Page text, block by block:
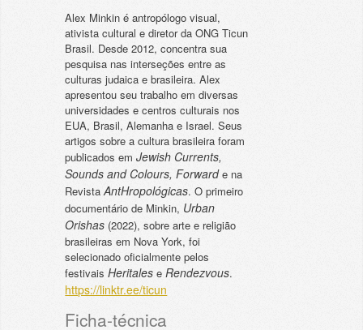
Alex Minkin é antropólogo visual,
ativista cultural e diretor da ONG Ticun
Brasil. Desde 2012, concentra sua
pesquisa nas interseções entre as
culturas judaica e brasileira. Alex
apresentou seu trabalho em diversas
universidades e centros culturais nos
EUA, Brasil, Alemanha e Israel. Seus
artigos sobre a cultura brasileira foram
publicados emJewish Currents,
Sounds and Colours, Forwarde na
RevistaAntHropológicas. O primeiro
documentário de Minkin, Urban
Orishas (2022), sobre arte e religião
brasileiras em Nova York, foi
selecionado oficialmente pelos
festivaisHeritales eRendezvous.
https://linktr.ee/ticun
Ficha-técnica